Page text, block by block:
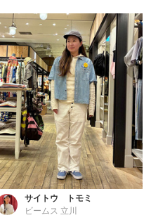
サイトウ トモミ
ビームス 立川